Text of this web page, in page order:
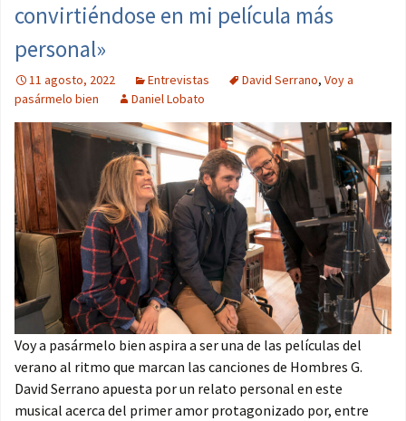
convirtiéndose en mi película más
personal»
11 agosto, 2022 Entrevistas David Serrano, Voy a
pasármelo bien
Daniel Lobato
Voy a pasármelo bien aspira a ser una de las películas del
verano al ritmo que marcan las canciones de Hombres G.
David Serrano apuesta por un relato personal en este
musical acerca del primer amor protagonizado por, entre